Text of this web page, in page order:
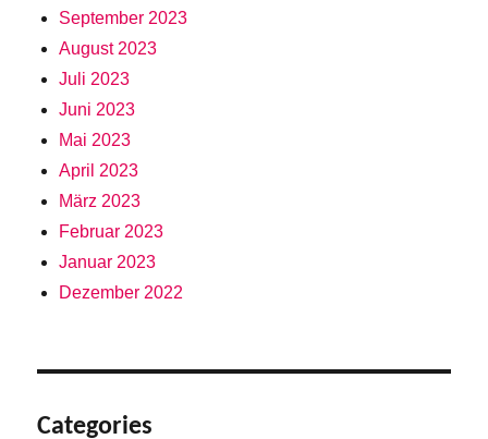
September 2023
August 2023
Juli 2023
Juni 2023
Mai 2023
April 2023
März 2023
Februar 2023
Januar 2023
Dezember 2022
Categories